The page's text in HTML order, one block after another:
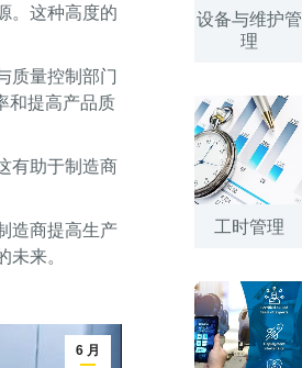
。这种高度的
质量控制部门
和提高产品质
有助于制造商
造商提高生产
来。
6 月
设备与维护管
理
工时管理